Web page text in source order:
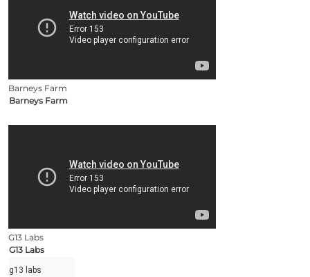
Barneys Farm
Barneys Farm
G13 Labs
G13 Labs
g13 labs